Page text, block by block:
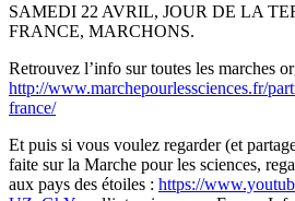
SAMEDI 22 AVRIL, JOUR DE LA
FRANCE, MARCHONS.
Retrouvez l’info sur toutes les marches
http://www.marchepourlessciences.fr/
france/
Et puis si vous voulez regarder (et
faite sur la Marche pour les sciences,
aux pays des étoiles : https://